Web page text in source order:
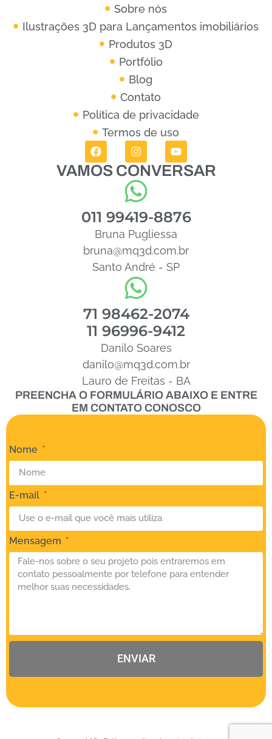
Sobre nós
Ilustrações 3D para Lançamentos imobiliários
Produtos 3D
Portfólio
Blog
Contato
Política de privacidade
Termos de uso
VAMOS CONVERSAR
011 99419-8876
Bruna Pugliessa
bruna@mq3d.com.br
Santo André - SP
71 98462-2074
11 96996-9412
Danilo Soares
danilo@mq3d.com.br
Lauro de Freitas - BA
PREENCHA O FORMULÁRIO ABAIXO E ENTRE
EM CONTATO CONOSCO
Nome
E-mail
Mensagem
ENVIAR